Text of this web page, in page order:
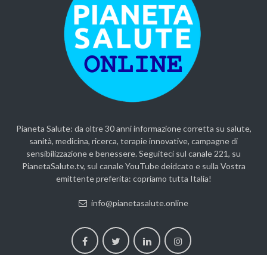
Pianeta Salute: da oltre 30 anni informazione corretta su salute,
sanità, medicina, ricerca, terapie innovative, campagne di
sensibilizzazione e benessere. Seguiteci sul canale 221, su
PianetaSalute.tv, sul canale YouTube deidcato e sulla Vostra
emittente preferita: copriamo tutta Italia!
info@pianetasalute.online